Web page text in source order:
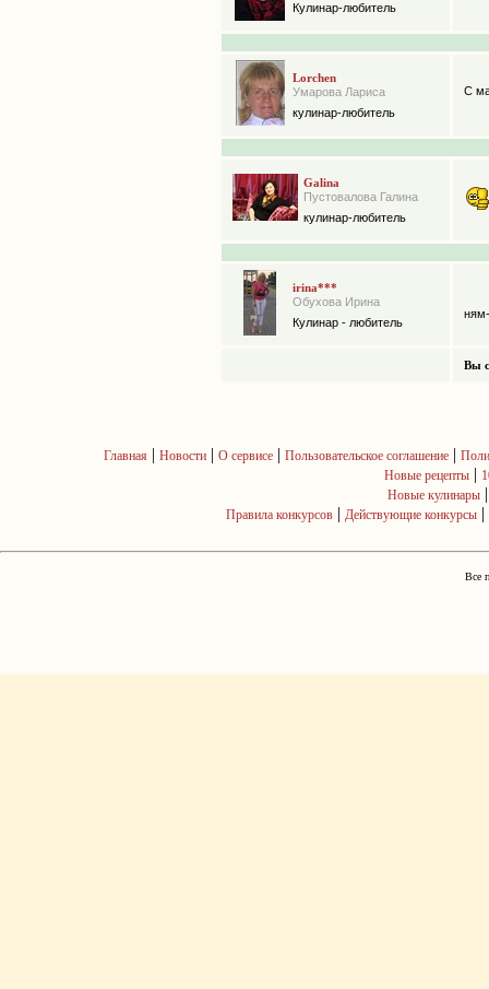
Кулинар-любитель
Lorchen
Умарова Лариса
кулинар-любитель
С
Galina
Пустовалова Галина
кулинар-любитель
irina***
Обухова Ирина
Кулинар - любитель
Вы
Главная | Новости| О сервисе| Пользовательское соглашение|
Новые рецепты |
Новые кулинары
Правила конкурсов | Действующие конкурсы |
Все